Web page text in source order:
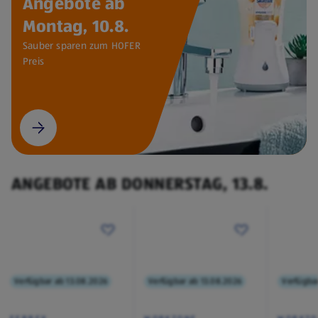
Montag, 10.8.
Sauber sparen zum HOFER
Preis
ANGEBOTE AB DONNERSTAG, 13.8.
Verfügbar ab 13.08.2026 Verfügbar ab 13.08.2026